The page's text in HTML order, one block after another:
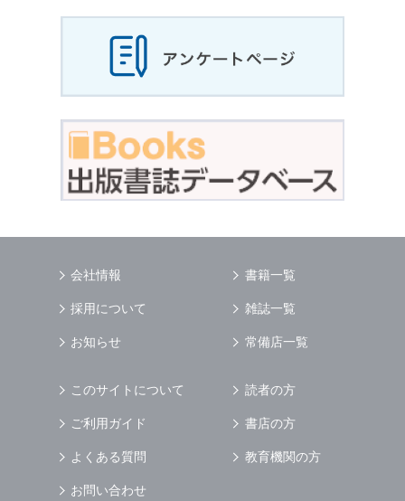
会社情報
採用について
お知らせ
書籍一覧
雑誌一覧
常備店一覧
このサイトについて
ご利用ガイド
よくある質問
お問い合わせ
読者の方
書店の方
教育機関の方